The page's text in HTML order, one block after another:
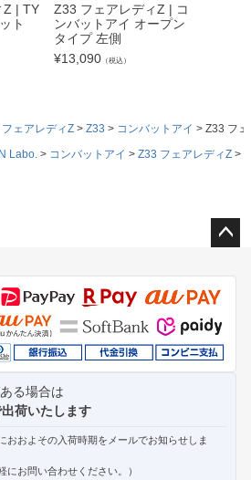
Z | TY
ト
Z33 フェアレディZ | コ
ンバットアイ オープン
タイプ 左側
¥13,090 （税込）
フェアレディZ Z33 コンバットアイ
Z33 フ
Labo. コンバットアイ Z33 フェアレディZ
ジト
ップ
へ
る場合は
荷いたします
おおよその入荷時期をメールでお知らせしま
にお問い合わせください。）